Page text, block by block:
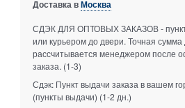
Доставка вМосква
СДЭК ДЛЯ ОПТОВЫХ ЗАКАЗОВ -
или курьером до двери. Точная сумма
рассчитывается менеджером после
заказа. (1-3)
Сдэк: Пункт выдачи заказа в вашем
(пункты выдачи) (1-2 дн.)